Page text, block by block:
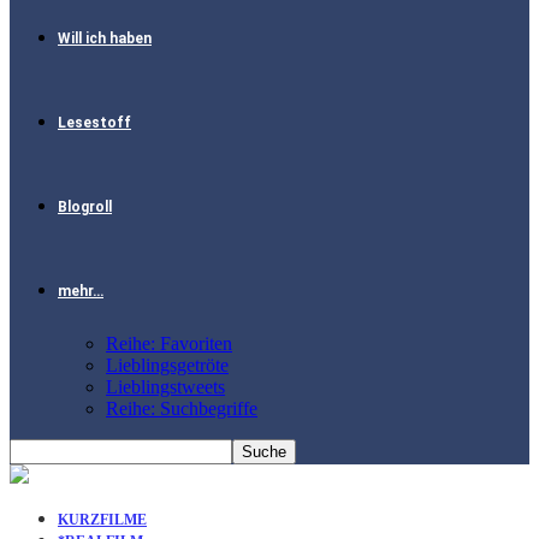
Will ich haben
Lesestoff
Blogroll
mehr…
Reihe: Favoriten
Lieblingsgetröte
Lieblingstweets
Reihe: Suchbegriffe
KURZFILME